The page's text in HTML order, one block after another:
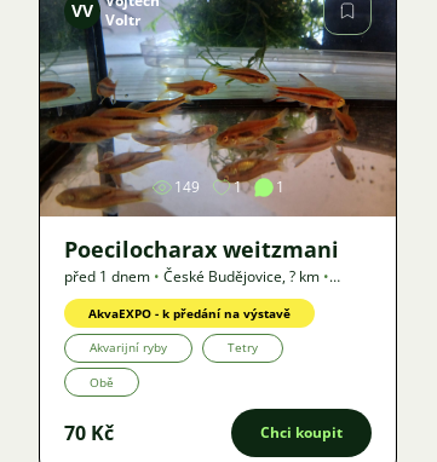
Obrázek
VV Voltr
149 1 1
Poecilocharax weitzmani
před 1 dnem • České Budějovice,? km •
Nabídka
AkvaEXPO - k předání na výstavě
Akvarijní ryby Tetry
Obě
70 Kč Chci koupit